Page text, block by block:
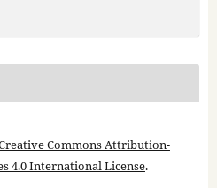
Commons Attribution-
4.0 International License.